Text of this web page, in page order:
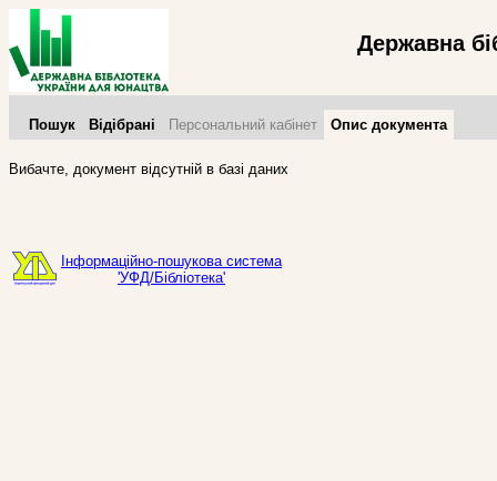
Державна
Пошук Відібрані Персональний кабінет Опис документа
Вибачте, документ відсутній в базі даних
Інформаційно-пошукова система
'УФД/Бібліотека'